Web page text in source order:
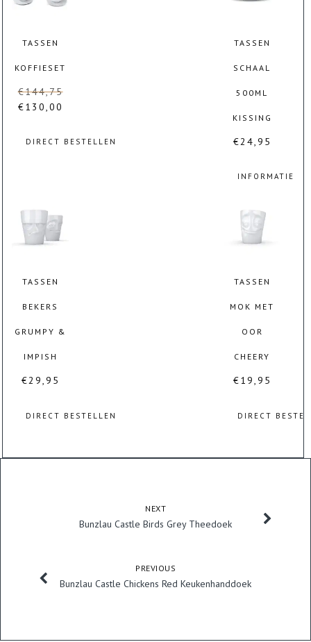
TASSEN
KOFFIESET
€144,75Oorspronkelijke
€130,00
DIRECT BESTELLEN
TASSEN
SCHAAL
500ML
KISSING
€24,95
INFORMATIE
TASSEN
BEKERS
GRUMPY &
IMPISH
€29,95
DIRECT BESTELLEN
TASSEN
MOK MET
OOR
CHEERY
€19,95
DIRECT
NEXT
Bunzlau Castle Birds Grey Theedoek
PREVIOUS
Bunzlau Castle Chickens Red Keukenhanddoek